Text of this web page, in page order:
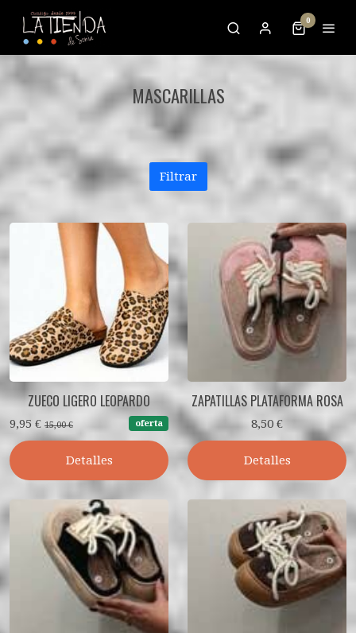
0
MASCARILLAS
Filtrar
ZUECO LIGERO LEOPARDO
9,95 € 15,00 € oferta
Detalles
ZAPATILLAS PLATAFORMA ROSA
8,50 €
Detalles